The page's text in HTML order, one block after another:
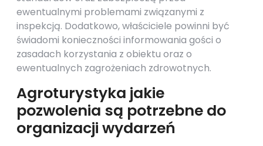
ewentualnymi problemami związanymi z
inspekcją. Dodatkowo, właściciele powinni być
świadomi konieczności informowania gości o
zasadach korzystania z obiektu oraz o
ewentualnych zagrożeniach zdrowotnych.
Agroturystyka jakie
pozwolenia są potrzebne do
organizacji wydarzeń